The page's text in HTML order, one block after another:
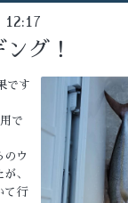
グ！
です
で
のウ
、
て行